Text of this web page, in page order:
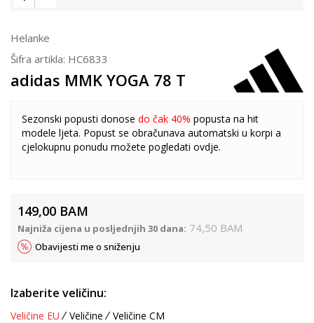
Helanke
Šifra artikla: HC6833
adidas MMK YOGA 78 T
Sezonski popusti donose do čak 40% popusta na hit
modele ljeta. Popust se obračunava automatski u korpi a
cjelokupnu ponudu možete pogledati ovdje.
149,00 BAM
Najniža cijena u posljednjih 30 dana: 74,50 BAM
Obavijesti me o sniženju
Izaberite veličinu:
Veličine EU Veličine Veličine CM